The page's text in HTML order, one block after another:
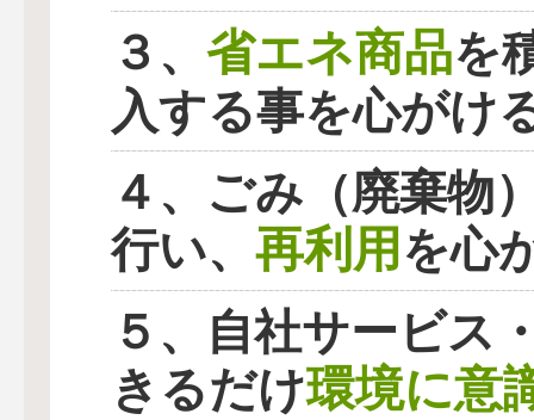
３、 省エネ商品を
入する事を心がけ
４、ごみ（廃棄物
行い、 再利用を心
５、自社サービス
きるだけ環境に意